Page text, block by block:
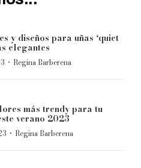
y diseños para uñas ‘quiet
elegantes
· Regina Barberena
más trendy para tu
verano 2023
· Regina Barberena